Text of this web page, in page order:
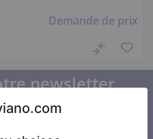
Demande de prix
newsletter
les nouvelles de Klaviano